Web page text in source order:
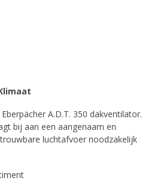
A.D.T. 350 dakventilator.
bij aan een aangenaam en
luchtafvoer noodzakelijk